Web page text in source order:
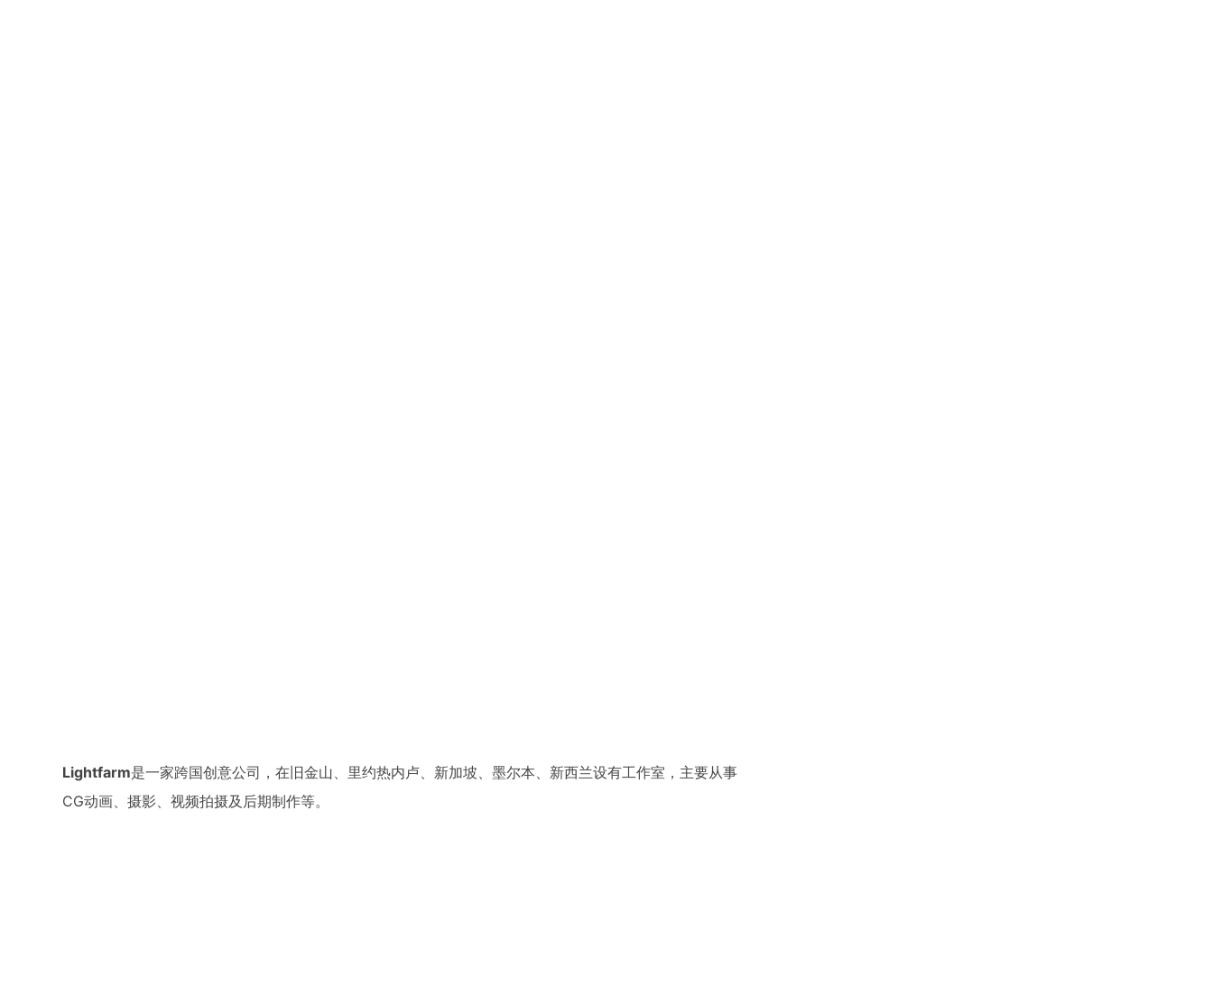
Lightfarm是一家跨国创意公司，在旧金山、里约热内卢、新加坡、墨尔本、新西兰设有工作室，主要从事
CG动画、摄影、视频拍摄及后期制作等。